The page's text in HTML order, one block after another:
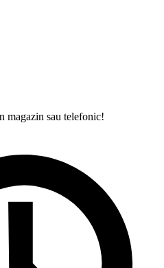
magazin sau telefonic!